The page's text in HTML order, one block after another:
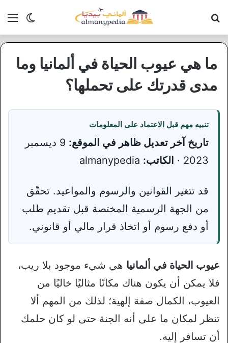
الوضع
ما هي عيوب الحياة في ألمانيا وما
مدى قدرتك على تحملها؟
تنبيه مهم قبل الاعتماد على المعلومات
تاريخ آخر تعديل ظاهر في الموقع:
9 ديسمبر
2023 ·
الكاتب:
قد تتغير القوانين والرسوم والمواعيد. تحقّق
من الجهة الرسمية المختصة قبل تقديم طلب
أو دفع رسوم أو اتخاذ قرار مالي أو قانوني.
عيوب الحياة في ألمانيا هي شيء موجود بلا ريب،
فلا يمكن أن يكون هناك مكانًا مثاليًا خاليًا من
العيوب، الكمال صفة إلهية؛ لذلك من المهم ألا
تنظر لمكان ما على أنه الجنة حتى لو كان حلمك
أن تسافر إليه.